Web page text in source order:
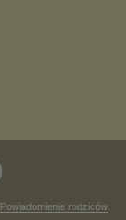
Powiadomienie rodziców